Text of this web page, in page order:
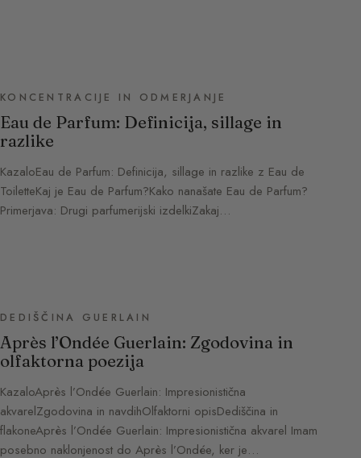
KONCENTRACIJE IN ODMERJANJE
Eau de Parfum: Definicija, sillage in
razlike
KazaloEau de Parfum: Definicija, sillage in razlike z Eau de
ToiletteKaj je Eau de Parfum?Kako nanašate Eau de Parfum?
Primerjava: Drugi parfumerijski izdelkiZakaj…
DEDIŠČINA GUERLAIN
Après l’Ondée Guerlain: Zgodovina in
olfaktorna poezija
KazaloAprès l’Ondée Guerlain: Impresionistična
akvarelZgodovina in navdihOlfaktorni opisDediščina in
flakoneAprès l’Ondée Guerlain: Impresionistična akvarel Imam
posebno naklonjenost do Après l’Ondée, ker je…